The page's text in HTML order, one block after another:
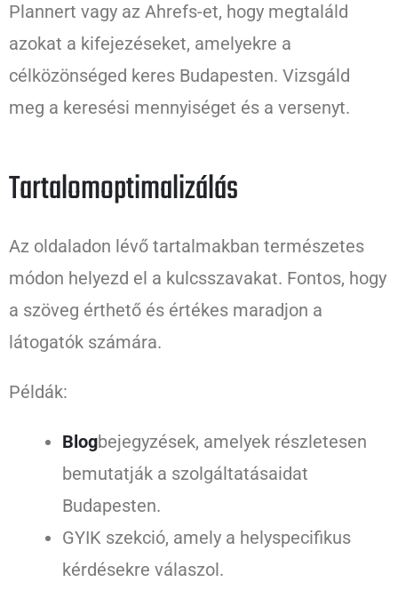
Plannert vagy az Ahrefs-et, hogy megtaláld
azokat a kifejezéseket, amelyekre a
célközönséged keres Budapesten. Vizsgáld
meg a keresési mennyiséget és a versenyt.
Tartalomoptimalizálás
Az oldaladon lévő tartalmakban természetes
módon helyezd el a kulcsszavakat. Fontos, hogy
a szöveg érthető és értékes maradjon a
látogatók számára.
Példák:
Blogbejegyzések, amelyek részletesen
bemutatják a szolgáltatásaidat
Budapesten.
GYIK szekció, amely a helyspecifikus
kérdésekre válaszol.